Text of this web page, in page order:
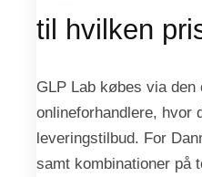
til hvilken
GLP Lab købes via
onlineforhandlere, hvor
leveringstilbud. For
samt kombinationer på